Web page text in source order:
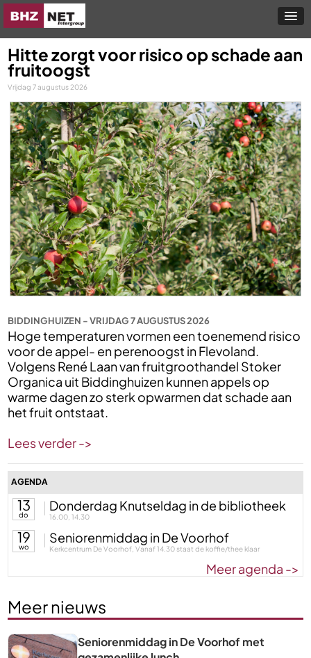
Hitte zorgt voor risico op schade aan
fruitoogst
Vrijdag 7 augustus 2026
BIDDINGHUIZEN - VRIJDAG 7 AUGUSTUS 2026
Hoge temperaturen vormen een toenemend risico
voor de appel- en perenoogst in Flevoland.
Volgens René Laan van fruitgroothandel Stoker
Organica uit Biddinghuizen kunnen appels op
warme dagen zo sterk opwarmen dat schade aan
het fruit ontstaat.
Lees verder ->
AGENDA
13
do
Donderdag Knutseldag in de bibliotheek
16.00, 14.30
19
wo
Seniorenmiddag in De Voorhof
Kerkcentrum De Voorhof, Vanaf 14.30 staat de koffie/thee klaar
Meer agenda ->
Meer nieuws
Seniorenmiddag in De Voorhof met